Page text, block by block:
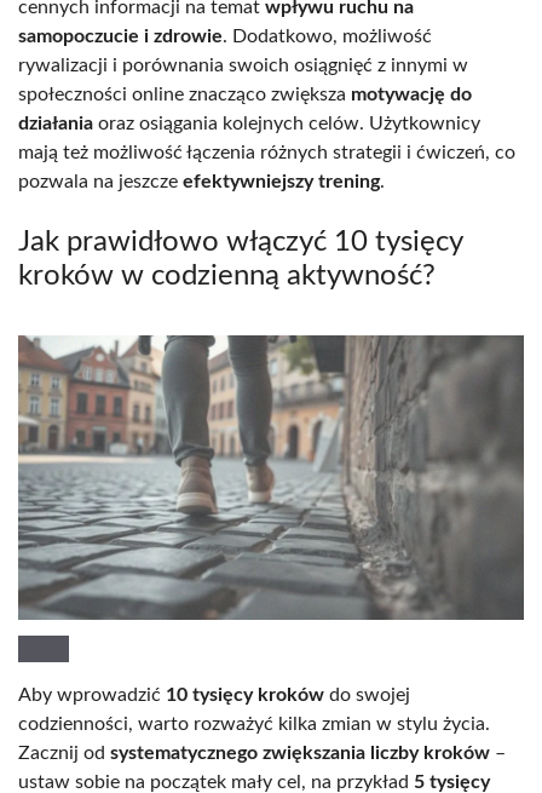
cennych informacji na temat wpływu ruchu na
samopoczucie i zdrowie. Dodatkowo, możliwość
rywalizacji i porównania swoich osiągnięć z innymi w
społeczności online znacząco zwiększa motywację do
działania oraz osiągania kolejnych celów. Użytkownicy
mają też możliwość łączenia różnych strategii i ćwiczeń, co
pozwala na jeszcze efektywniejszy trening.
Jak prawidłowo włączyć 10 tysięcy
kroków w codzienną aktywność?
Aby wprowadzić 10 tysięcy kroków do swojej
codzienności, warto rozważyć kilka zmian w stylu życia.
Zacznij od systematycznego zwiększania liczby kroków –
ustaw sobie na początek mały cel, na przykład 5 tysięcy